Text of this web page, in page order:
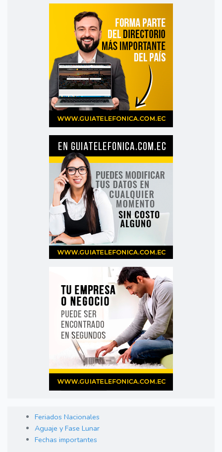
Feriados Nacionales
Aguaje y Fase Lunar
Fechas importantes